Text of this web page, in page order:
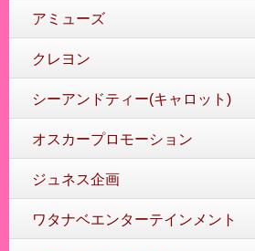
アミューズ
クレヨン
シーアンドティー(キャロット)
オスカープロモーション
ジュネス企画
ワタナベエンターテインメント